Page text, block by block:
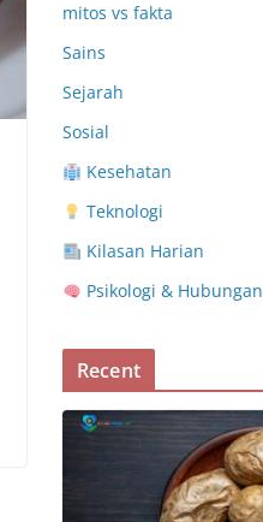
mitos vs fakta
Sains
Sejarah
Sosial
Kesehatan
Teknologi
Kilasan Harian
Psikologi & Hubungan
Recent